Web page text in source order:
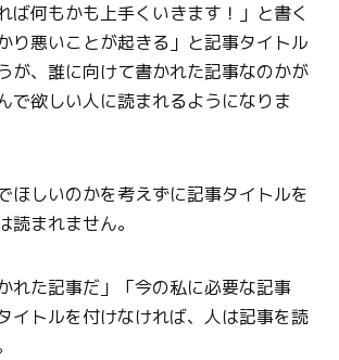
ば何もかも上手くいきます！」と書く
り悪いことが起きる」と記事タイトル
が、誰に向けて書かれた記事なのかが
で欲しい人に読まれるようになりま
ほしいのかを考えずに記事タイトルを
読まれません。
れた記事だ」「今の私に必要な記事
イトルを付けなければ、人は記事を読